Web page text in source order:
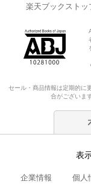
楽天ブックストッ
セール・商品情報は定期的に
合がございま
表
企業情報 個人